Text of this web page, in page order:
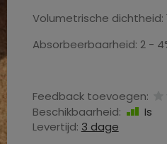
Volumetrische dichtheid:
Absorbeerbaarheid: 2 -
Feedback toevoegen:
Beschikbaarheid:
Is
Levertijd: 3 dage